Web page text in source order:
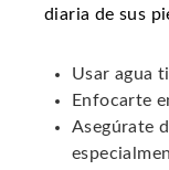
diaria de sus
Usar agua
Enfocarte
Asegúrate